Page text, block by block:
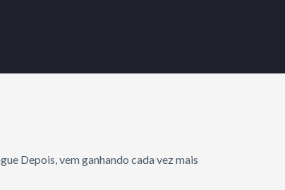
Depois, vem ganhando cada vez mais